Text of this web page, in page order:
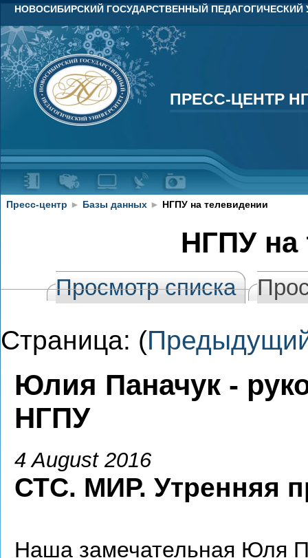
НОВОСИБИРСКИЙ ГОСУДАРСТВЕННЫЙ ПЕДАГОГИЧЕСКИЙ
ПРЕСС-ЦЕНТР
ПРЕСС-ЦЕНТР
Пресс-центр ► Базы данных ► НГПУ на телевидении
НГПУ на
Просмотр списка
Страница: (
Юлия Паначук -
НГПУ
4 August 2016
СТС. МИР. Утренняя
Наша замечательная Юля